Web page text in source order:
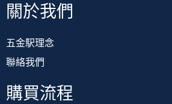
關於我們
五金駅理念
聯絡我們
購買流程